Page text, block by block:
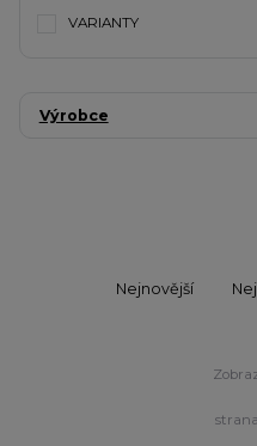
VARIANTY
Výrobce
Nejnovější
strana